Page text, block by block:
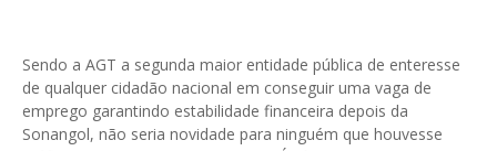
Sendo a AGT a segunda maior entidade pública de enteresse
de qualquer cidadão nacional em conseguir uma vaga de
emprego garantindo estabilidade financeira depois da
Sonangol, não seria novidade para ninguém que houvesse